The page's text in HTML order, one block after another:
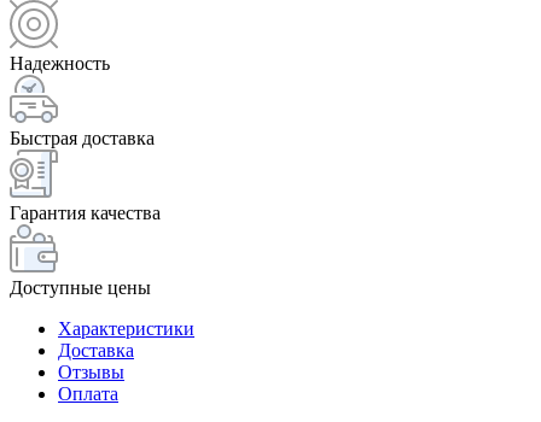
Надежность
Быстрая доставка
Гарантия качества
Доступные цены
Характеристики
Доставка
Отзывы
Оплата